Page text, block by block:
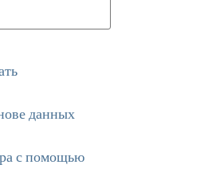
данных
с помощью